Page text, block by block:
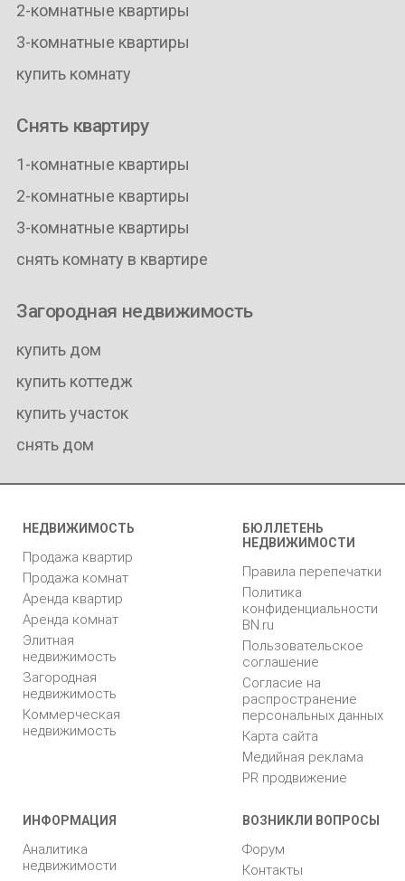
2-комнатные квартиры
3-комнатные квартиры
купить комнату
Снять квартиру
1-комнатные квартиры
2-комнатные квартиры
3-комнатные квартиры
снять комнату в квартире
Загородная недвижимость
купить дом
купить коттедж
купить участок
снять дом
НЕДВИЖИМОСТЬ
Продажа квартир
Продажа комнат
Аренда квартир
Аренда комнат
Элитная
недвижимость
Загородная
недвижимость
Коммерческая
недвижимость
БЮЛЛЕТЕНЬ
НЕДВИЖИМОСТИ
Правила перепечатки
Политика
конфиденциальности
BN.ru
Пользовательское
соглашение
Согласие на
распространение
персональных данных
Карта сайта
Медийная реклама
PR продвижение
ИНФОРМАЦИЯ
Аналитика
недвижимости
ВОЗНИКЛИ ВОПРОСЫ
Форум
Контакты